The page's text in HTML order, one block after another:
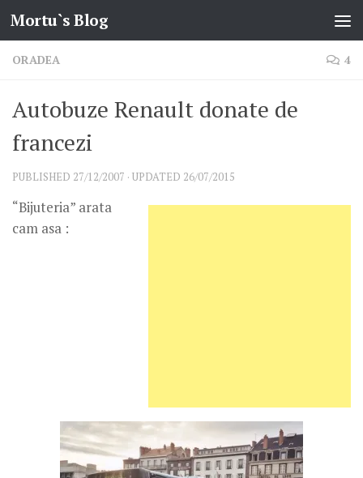
Skip to content
Mortu`s Blog
ORADEA 4
Autobuze Renault donate de
francezi
PUBLISHED 27/12/2007 · UPDATED 26/07/2015
“Bijuteria” arata
cam asa :